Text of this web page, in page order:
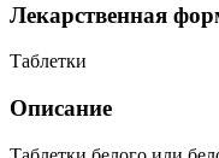
Лекарственная
Таблетки
Описание